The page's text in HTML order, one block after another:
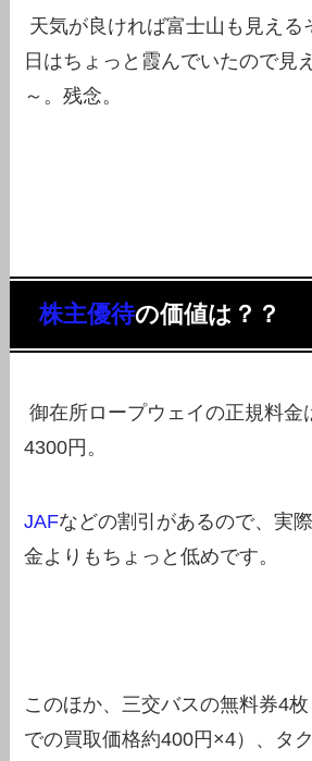
天気が良ければ富士山も見える
日はちょっと霞んでいたので見
～。残念。
株主優待の価値は？？
御在所ロープウェイの正規料金
4300円。
JAFなどの割引があるので、実
金よりもちょっと低めです。
このほか、三交バスの無料券4
での買取価格約400円×4）、タ